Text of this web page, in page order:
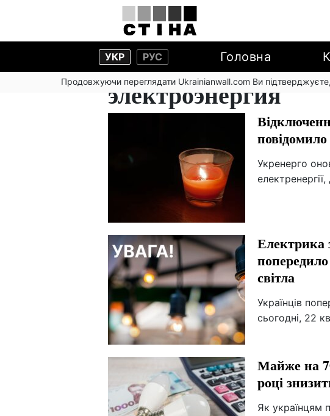
УКР РУС Головна
Продовжуючи переглядати Ukrainianwall.com Ви
электроэнергия
Укренерго
Електрика
світла
Українців
сьогодні, 22
Майже на
році
Як українцям